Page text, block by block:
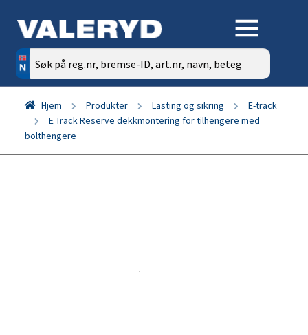
Søk
etter:
Hjem Produkter Lasting og sikring
E-track
E Track Reserve dekkmontering for tilhengere med
bolthengere